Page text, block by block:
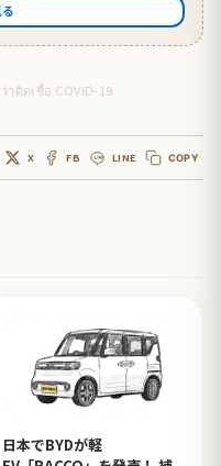
าติดเชื้อ COVID-19
X FB LINE COPY
日本でBYDが軽